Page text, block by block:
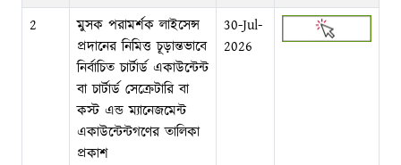
2
মুসক পরামর্শক লাইসেন্স
প্রদানের নিমিত্ত চূড়ান্তভাবে
নির্বাচিত চার্টার্ড একাউন্টেন্ট
বা চার্টার্ড সেক্রেটারি বা
কস্ট এন্ড ম্যানেজমেন্ট
একাউন্টেন্টগণের তালিকা
প্রকাশ
30-Jul-
2026